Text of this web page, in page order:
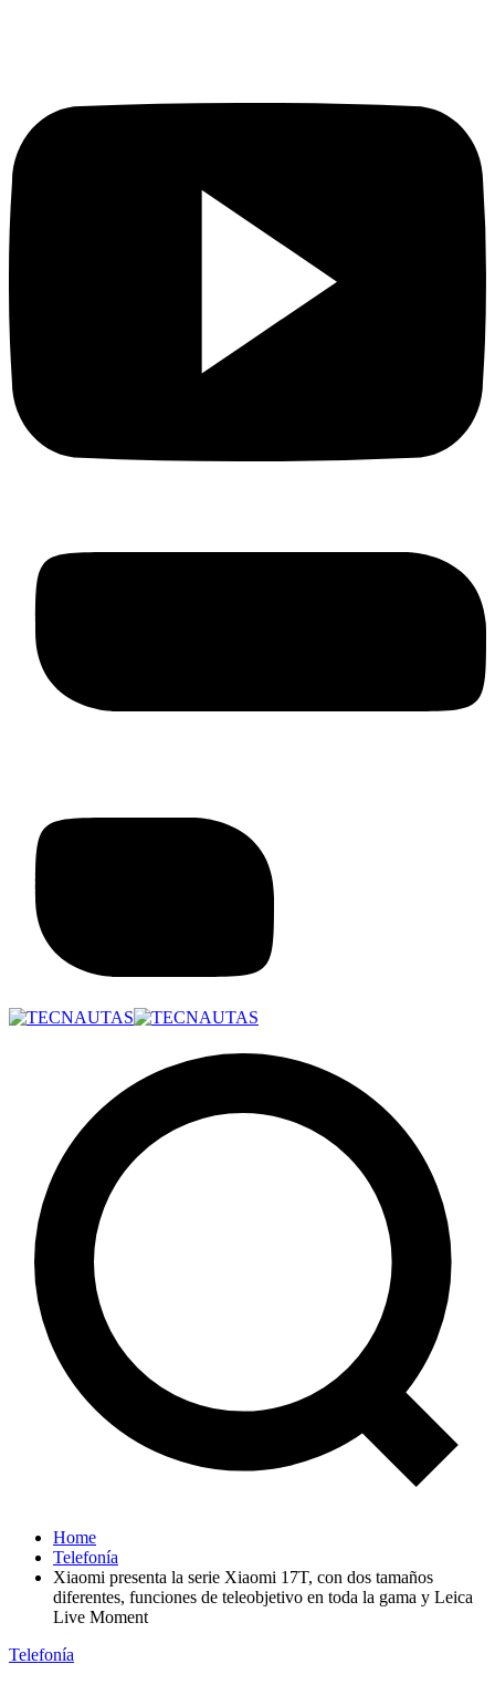
Home
Telefonía
Xiaomi presenta la serie Xiaomi 17T, con dos tamaños
diferentes, funciones de teleobjetivo en toda la gama y Leica
Live Moment
Telefonía